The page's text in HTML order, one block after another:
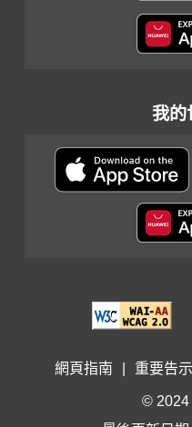
我的
網頁指南 重要告示
© 2024